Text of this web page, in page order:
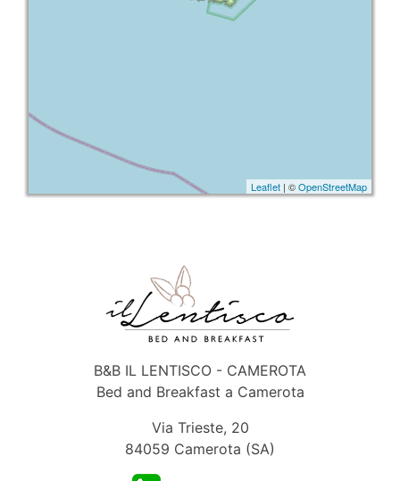
Leaflet | ©OpenStreetMap
B&B IL LENTISCO - CAMEROTA
Bed and Breakfast a Camerota
Via Trieste, 20
84059 Camerota (SA)